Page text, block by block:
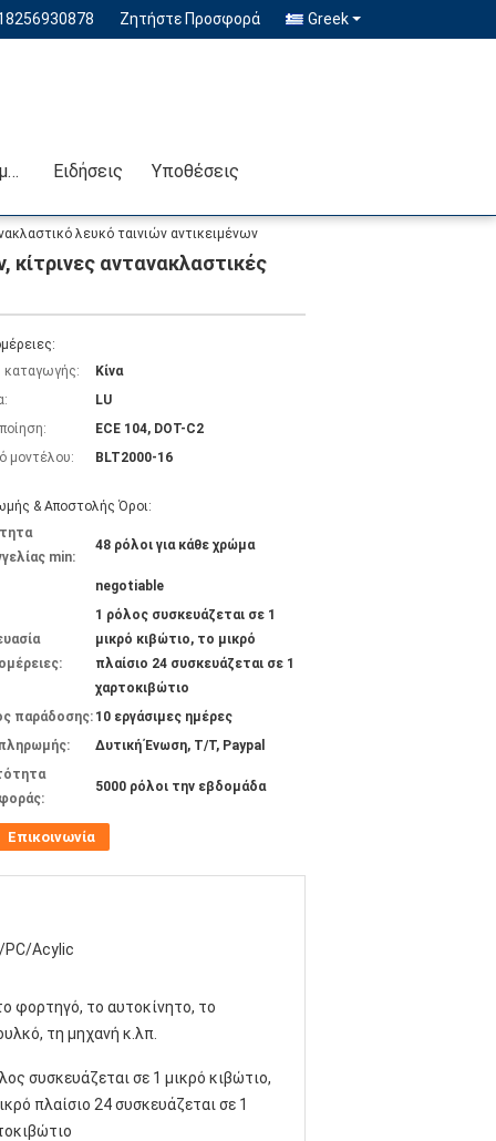
Ζητήστε Προσφορά Greek
Επικοινωνήστε μαζί μας Ειδήσεις Υποθέσεις
λευκό ταινιών αντικειμένων
αντανακλαστικές
καταγωγής:
Κίνα
LU
ECE 104, DOT-C2
μοντέλου:
BLT2000-16
& Αποστολής Όροι:
min:
48 ρόλοι για κάθε χρώμα
negotiable
1 ρόλος συσκευάζεται σε 1
μικρό κιβώτιο, το μικρό
πλαίσιο 24 συσκευάζεται σε 1
χαρτοκιβώτιο
παράδοσης: 10 εργάσιμες ημέρες
Δυτική Ένωση, T/T, Paypal
5000 ρόλοι την εβδομάδα
Επικοινωνία
PC/Acylic
φορτηγό, το αυτοκίνητο, το
τη μηχανή κ.λπ.
συσκευάζεται σε 1 μικρό κιβώτιο,
πλαίσιο 24 συσκευάζεται σε 1